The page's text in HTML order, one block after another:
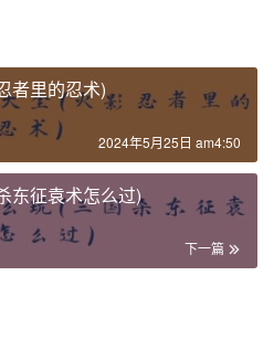
者里的忍术)
2024年5月25日 am4:50
东征袁术怎么过)
下一篇